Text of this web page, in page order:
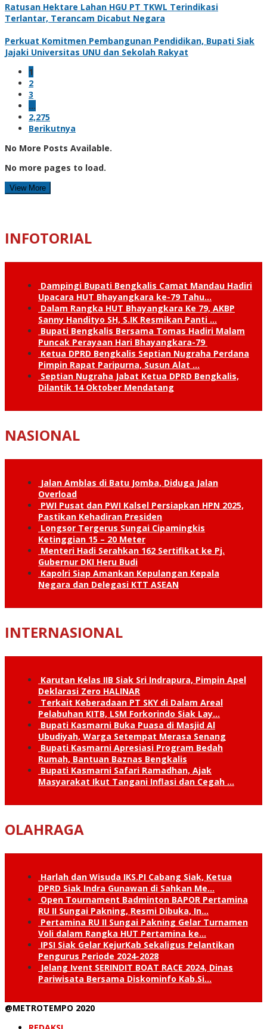
Ratusan Hektare Lahan HGU PT TKWL Terindikasi
Terlantar, Terancam Dicabut Negara
Perkuat Komitmen Pembangunan Pendidikan, Bupati Siak
Jajaki Universitas UNU dan Sekolah Rakyat
1
2
3
…
2,275
Berikutnya
No More Posts Available.
No more pages to load.
View More
INFOTORIAL
Dampingi Bupati Bengkalis Camat Mandau Hadiri
Upacara HUT Bhayangkara ke-79 Tahu…
Dalam Rangka HUT Bhayangkara Ke 79, AKBP
Sanny Handityo SH, S.IK Resmikan Panti …
Bupati Bengkalis Bersama Tomas Hadiri Malam
Puncak Perayaan Hari Bhayangkara-79
Ketua DPRD Bengkalis Septian Nugraha Perdana
Pimpin Rapat Paripurna, Susun Alat …
Septian Nugraha Jabat Ketua DPRD Bengkalis,
Dilantik 14 Oktober Mendatang
NASIONAL
Jalan Amblas di Batu Jomba, Diduga Jalan
Overload
PWI Pusat dan PWI Kalsel Persiapkan HPN 2025,
Pastikan Kehadiran Presiden
Longsor Tergerus Sungai Cipamingkis
Ketinggian 15 – 20 Meter
Menteri Hadi Serahkan 162 Sertifikat ke Pj.
Gubernur DKI Heru Budi
Kapolri Siap Amankan Kepulangan Kepala
Negara dan Delegasi KTT ASEAN
INTERNASIONAL
Karutan Kelas IIB Siak Sri Indrapura, Pimpin Apel
Deklarasi Zero HALINAR
Terkait Keberadaan PT SKY di Dalam Areal
Pelabuhan KITB, LSM Forkorindo Siak Lay…
Bupati Kasmarni Buka Puasa di Masjid Al
Ubudiyah, Warga Setempat Merasa Senang
Bupati Kasmarni Apresiasi Program Bedah
Rumah, Bantuan Baznas Bengkalis
Bupati Kasmarni Safari Ramadhan, Ajak
Masyarakat Ikut Tangani Inflasi dan Cegah …
OLAHRAGA
Harlah dan Wisuda IKS.PI Cabang Siak, Ketua
DPRD Siak Indra Gunawan di Sahkan Me…
Open Tournament Badminton BAPOR Pertamina
RU II Sungai Pakning, Resmi Dibuka, In…
Pertamina RU II Sungai Pakning Gelar Turnamen
Voli dalam Rangka HUT Pertamina ke…
IPSI Siak Gelar KejurKab Sekaligus Pelantikan
Pengurus Periode 2024-2028
Jelang Ivent SERINDIT BOAT RACE 2024, Dinas
Pariwisata Bersama Diskominfo Kab.Si…
@METROTEMPO 2020